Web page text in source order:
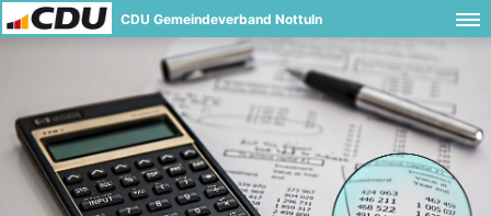
CDU Gemeindeverband Nottuln